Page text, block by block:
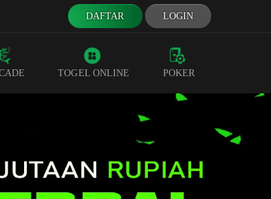
DAFTAR LOGIN
TOGEL ONLINE POKER